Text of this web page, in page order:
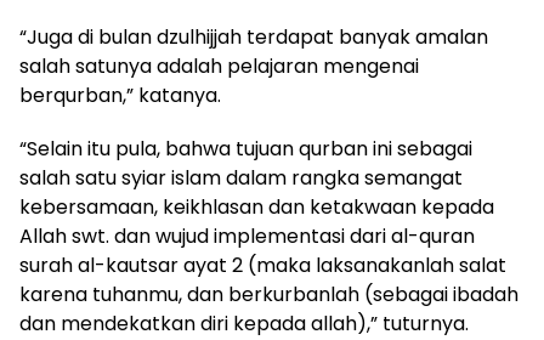
“Juga di bulan dzulhijjah terdapat banyak amalan
salah satunya adalah pelajaran mengenai
berqurban,” katanya.
“Selain itu pula, bahwa tujuan qurban ini sebagai
salah satu syiar islam dalam rangka semangat
kebersamaan, keikhlasan dan ketakwaan kepada
Allah swt. dan wujud implementasi dari al-quran
surah al-kautsar ayat 2 (maka laksanakanlah salat
karena tuhanmu, dan berkurbanlah (sebagai ibadah
dan mendekatkan diri kepada allah),” tuturnya.